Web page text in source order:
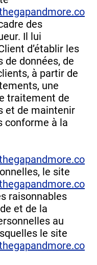
des
Il lui
d’établir les
données, de
à partir de
une
traitement de
et de maintenir
conforme à la
le site
raisonnables
et de la
au
le site